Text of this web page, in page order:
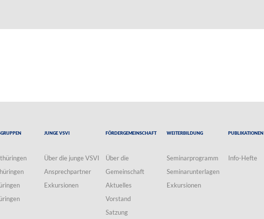
Junge VSVI
Über die junge VSVI
Ansprechpartner
Exkursionen
Fördergemeinschaft
Über die
Gemeinschaft
Aktuelles
Vorstand
Satzung
Weiterbildung
Seminarprogramm
Seminarunterlagen
Exkursionen
Publikationen
Info-Hefte